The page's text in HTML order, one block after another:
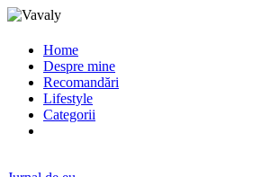
Home
Despre mine
Recomandări
Lifestyle
Categorii